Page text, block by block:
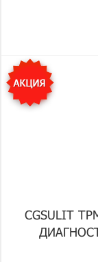
CGSULIT